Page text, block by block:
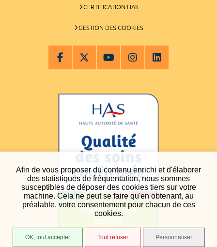
Afin de vous proposer du contenu enrichi et d'élaborer
des statistiques de fréquentation, nous sommes
susceptibles de déposer des cookies tiers sur votre
machine. Cela ne peut se faire qu'en obtenant, au
préalable, votre consentement pour chacun de ces
cookies.
OK, tout accepter Tout refuser Personnaliser
CERTIFICATION HAS
GESTION DES COOKIES